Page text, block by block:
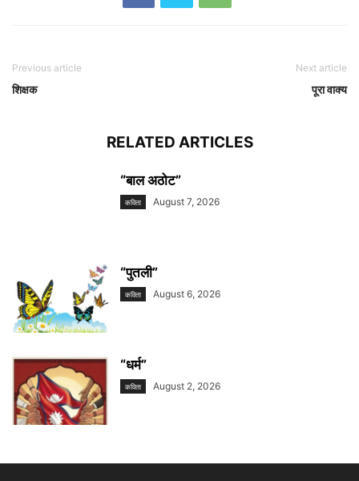
Previous article
शिक्षक
Next article
पूरा वाक्य
RELATED ARTICLES
“बाल अठोट”
कविता August 7, 2026
“पुतली”
कविता August 6, 2026
“धर्म”
कविता August 2, 2026